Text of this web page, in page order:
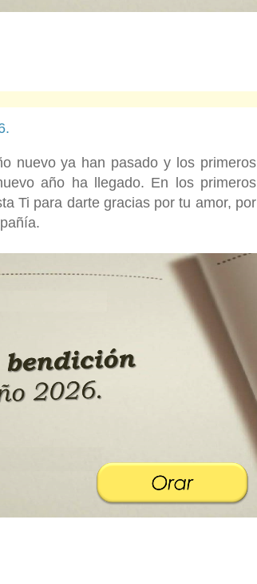
nuevo ya han pasado y los primeros
año ha llegado. En los primeros
Ti para darte gracias por tu amor, por